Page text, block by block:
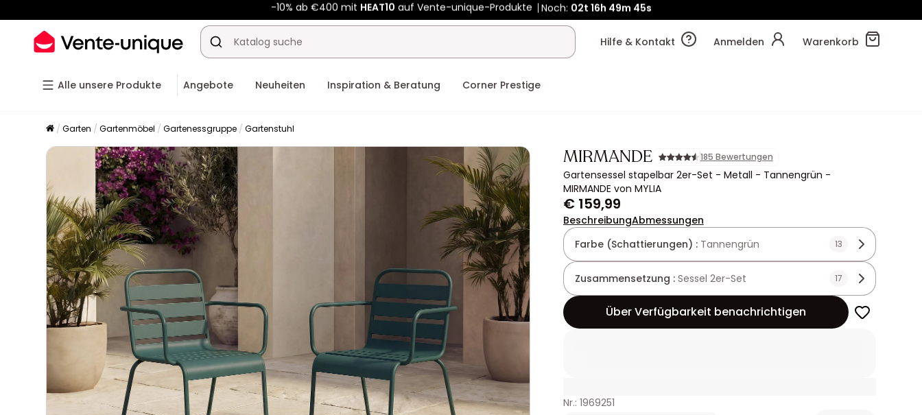
Kauf-unique wird zu Vente-unique - Gleicher Shop, neuer Name!
-10% ab €400 mitHEAT10auf Vente-unique-Produkte Noch:02t
Hilfe & Kontakt
Anmelden Warenkorb
Alle unsere Produkte Angebote Neuheiten Inspiration & Beratung Corner Prestige
Garten Gartenmöbel Gartenessgruppe Gartenstuhl
MIRMANDE 185 Bewertungen
Gartensessel stapelbar 2er-Set - Metall - Tannengrün -
MIRMANDE von MYLIA
€ 159,99
BeschreibungAbmessungen
Farbe (Schattierungen) : Tannengrün 13
Zusammensetzung : Sessel 2er-Set 17
Über Verfügbarkeit benachrichtigen
Nr.: 1969251